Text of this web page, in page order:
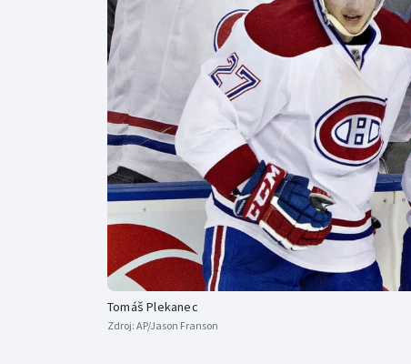
Curling
Dostihy
Florbal
Futsal
Golf
Gymnastika
Tomáš Plekanec
Zdroj: AP/Jason Franson